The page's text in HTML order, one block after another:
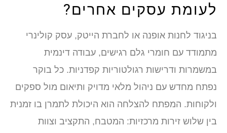
לעומת עסקים אחרים?
בניגוד לחנות אופנה או לחברת הייטק, עסק קולינרי
מתמודד עם חומרי גלם רגישים, עבודה דינמית
במשמרות ודרישות רגולטוריות קפדניות. כל בוקר
נפתח מחדש עם ניהול מלאי מדויק ותיאום מול ספקים
ולקוחות. המפתח להצלחה הוא היכולת לתמרן בו זמנית
בין שלוש זירות מרכזיות: המטבח, התקציב וצוות